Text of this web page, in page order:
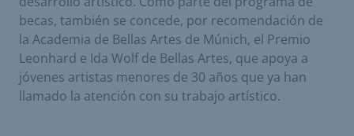
becas, también se concede, por recomendación de
la Academia de Bellas Artes de Múnich, el Premio
Leonhard e Ida Wolf de Bellas Artes, que apoya a
jóvenes artistas menores de 30 años que ya han
llamado la atención con su trabajo artístico.